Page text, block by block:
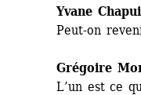
Yvane
Peut-on
Grégoire
L’un est ce